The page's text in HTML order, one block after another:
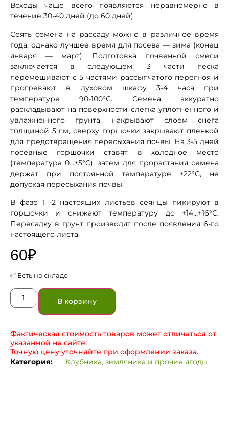
Всходы чаще всего появляются неравномерно в
течение 30-40 дней (до 60 дней).
Сеять семена на рассаду можно в различное время
года, однако лучшее время для посева — зима (конец
января — март). Подготовка почвенной смеси
заключается в следующем: 3 части песка
перемешивают с 5 частями рассыпчатого перегноя и
прогревают в духовом шкафу 3-4 часа при
температуре 90-100°С. Семена аккуратно
раскладывают на поверхности слегка уплотненного и
увлажненного грунта, накрывают слоем снега
толщиной 5 см, сверху горшочки закрывают пленкой
для предотвращения пересыхания почвы. На 3-5 дней
посевные горшочки ставят в холодное место
(температура 0…+5°C), затем для прорастания семена
держат при постоянной температуре +22°С, не
допуская пересыхания почвы.
В фазе 1 -2 настоящих листьев сеянцы пикируют в
горшочки и снижают температуру до +14…+16°С.
Пересадку в грунт производят после появления 6-го
настоящего листа.
60₽
✅ Есть на складе
В корзину
Фактическая стоимость товаров может отличаться от
указанной на сайте.
Точную цену уточняйте при оформлении заказа.
Категория:
Клубника, земляника и прочие ягоды